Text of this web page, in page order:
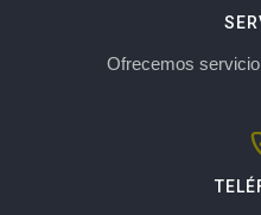
Ofrecemos